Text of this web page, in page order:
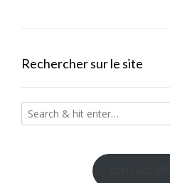
Rechercher sur le site